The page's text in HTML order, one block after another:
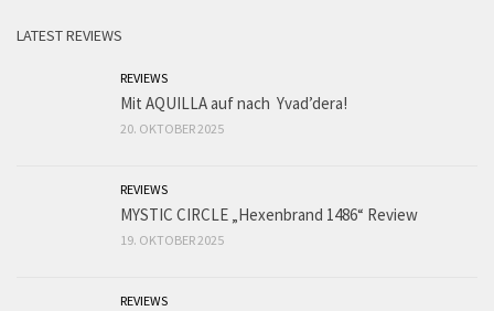
LATEST REVIEWS
REVIEWS
Mit AQUILLA auf nach Yvad’dera!
20. OKTOBER 2025
REVIEWS
MYSTIC CIRCLE „Hexenbrand 1486“ Review
19. OKTOBER 2025
REVIEWS